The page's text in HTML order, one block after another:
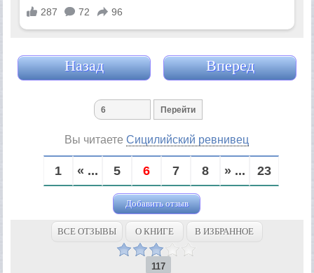
Назад Вперед
Вы читаетеСицилийский ревнивец
1 « ... 5 6 7 8 » ... 23
Добавить отзыв
ВСЕ ОТЗЫВЫ О КНИГЕ В ИЗБРАННОЕ
117